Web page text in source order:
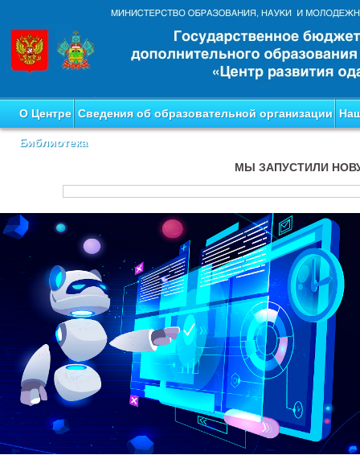
О Центре Сведения об образовательной организации
Библиотека
МЫ ЗАПУСТИЛИ